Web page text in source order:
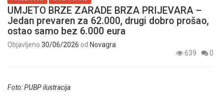
UMJETO BRZE ZARADE BRZA PRIJEVARA –
Jedan prevaren za 62.000, drugi dobro prošao,
ostao samo bez 6.000 eura
Objavljeno 30/06/2026 od Novagra
639
0
Foto: PUBP ilustracija